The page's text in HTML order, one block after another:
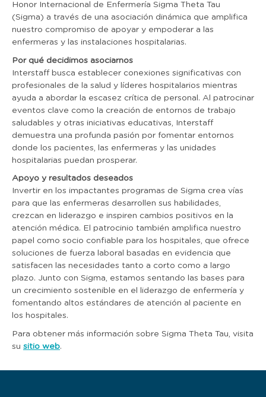
Honor Internacional de Enfermería Sigma Theta Tau
(Sigma) a través de una asociación dinámica que amplifica
nuestro compromiso de apoyar y empoderar a las
enfermeras y las instalaciones hospitalarias.
Por qué decidimos asociarnos
Interstaff busca establecer conexiones significativas con
profesionales de la salud y líderes hospitalarios mientras
ayuda a abordar la escasez crítica de personal. Al patrocinar
eventos clave como la creación de entornos de trabajo
saludables y otras iniciativas educativas, Interstaff
demuestra una profunda pasión por fomentar entornos
donde los pacientes, las enfermeras y las unidades
hospitalarias puedan prosperar.
Apoyo y resultados deseados
Invertir en los impactantes programas de Sigma crea vías
para que las enfermeras desarrollen sus habilidades,
crezcan en liderazgo e inspiren cambios positivos en la
atención médica. El patrocinio también amplifica nuestro
papel como socio confiable para los hospitales, que ofrece
soluciones de fuerza laboral basadas en evidencia que
satisfacen las necesidades tanto a corto como a largo
plazo. Junto con Sigma, estamos sentando las bases para
un crecimiento sostenible en el liderazgo de enfermería y
fomentando altos estándares de atención al paciente en
los hospitales.
Para obtener más información sobre Sigma Theta Tau, visita
su sitio web.